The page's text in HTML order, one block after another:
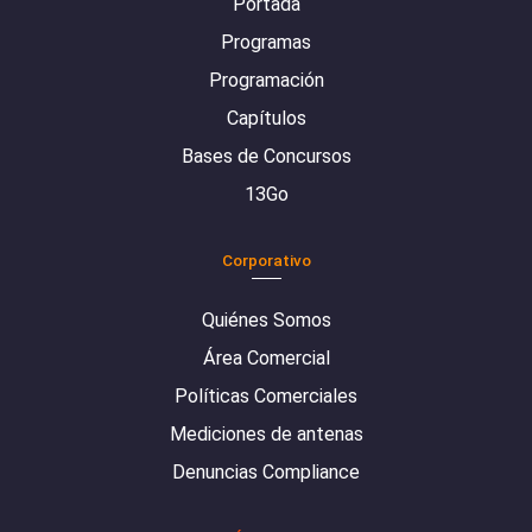
Programas
Programación
Capítulos
Bases de Concursos
13Go
Corporativo
Quiénes Somos
Área Comercial
Políticas Comerciales
Mediciones de antenas
Denuncias Compliance